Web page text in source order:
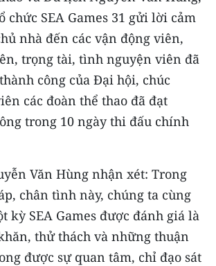
chức SEA Games 31 gửi lời cảm
nhà đến các vận động viên,
trọng tài, tình nguyện viên đã
công của Đại hội, chúc
các đoàn thể thao đã đạt
trong 10 ngày thi đấu chính
Văn Hùng nhận xét: Trong
chân tình này, chúng ta cùng
kỳ SEA Games được đánh giá là
thử thách và những thuận
được sự quan tâm, chỉ đạo sát